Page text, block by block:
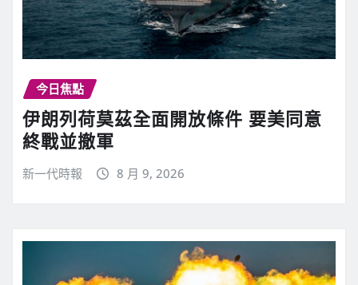
今日焦點
伊朗列荷莫茲全面開放條件 要美同意
終戰並撤軍
新一代時報 8 月 9, 2026